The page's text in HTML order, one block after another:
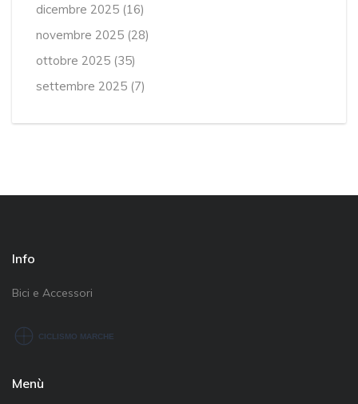
dicembre 2025 (16)
novembre 2025 (28)
ottobre 2025 (35)
settembre 2025 (7)
Info
Bici e Accessori
Menù